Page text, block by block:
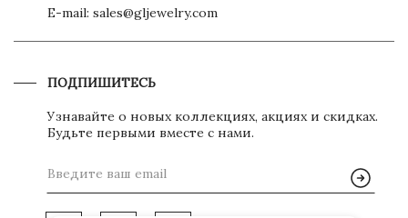
E-mail: sales@gljewelry.com
ПОДПИШИТЕСЬ
Узнавайте о новых коллекциях, акциях и скидках.
Будьте первыми вместе с нами.